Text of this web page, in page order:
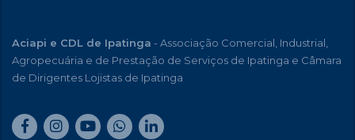
Aciapi e CDL de Ipatinga - Associação Comercial, Industrial,
Agropecuária e de Prestação de Serviços de Ipatinga e Câmara
de Dirigentes Lojistas de Ipatinga